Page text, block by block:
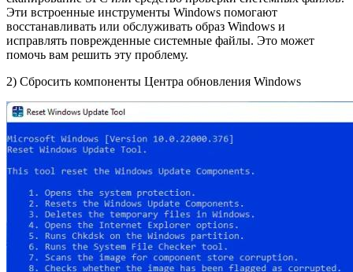
Эти встроенные инструменты Windows помогают
восстанавливать или обслуживать образ Windows и
исправлять поврежденные системные файлы. Это может
помочь вам решить эту проблему.
2) Сбросить компоненты Центра обновления Windows